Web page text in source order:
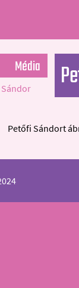
Média
Petőfi Sándort